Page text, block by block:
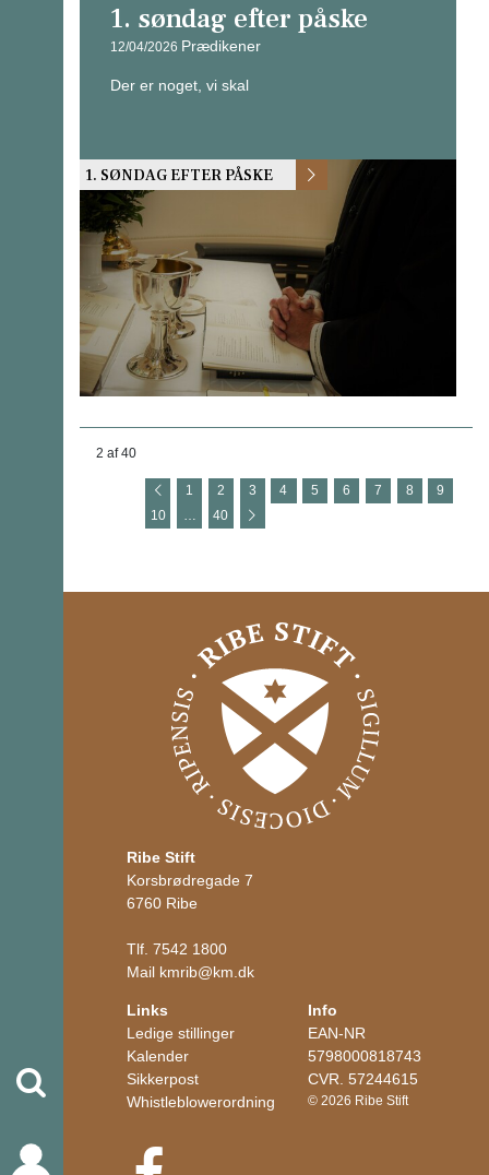
1. søndag efter påske
12/04/2026 Prædikener
Der er noget, vi skal
1. SØNDAG EFTER PÅSKE
2 af 40
1 2 3 4 5 6 7 8
9
10
40
Ribe Stift
Korsbrødregade 7
6760 Ribe
Tlf.7542 1800
Mail kmrib@km.dk
Links
Ledige stillinger
Kalender
Sikkerpost
Whistleblowerordning
Info
EAN-NR
5798000818743
CVR. 57244615
© 2026 Ribe Stift